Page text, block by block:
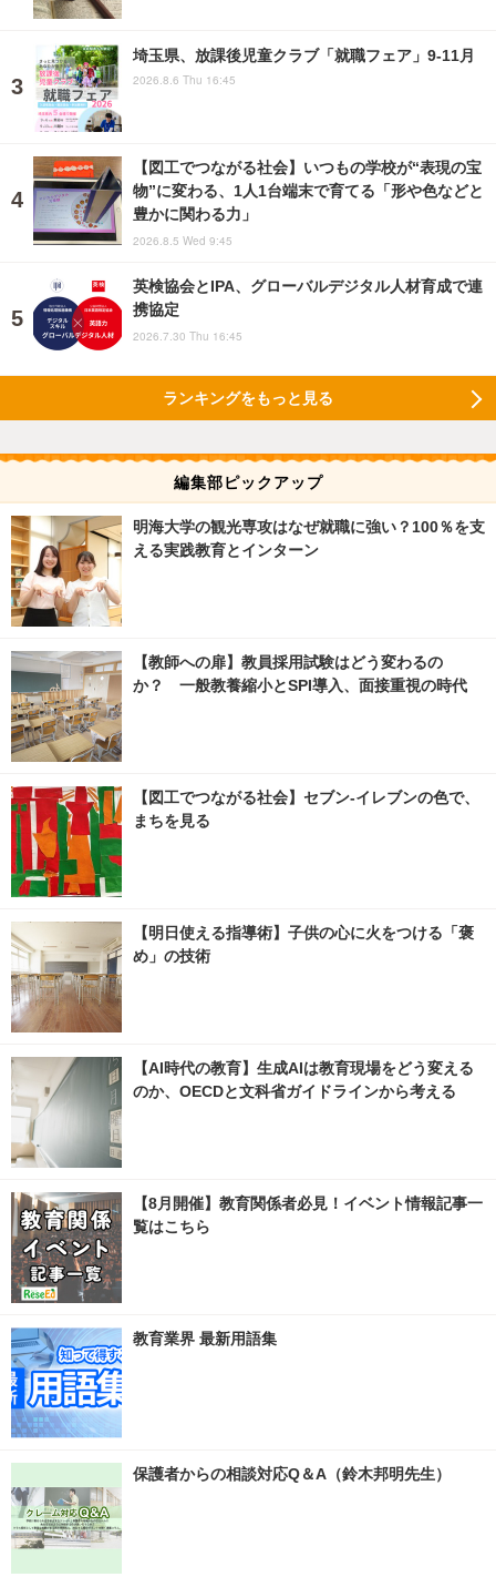
埼玉県、放課後児童クラブ「就職フェア」9-11月
2026.8.6 Thu 16:45
【図工でつながる社会】いつもの学校が“表現の宝
物”に変わる、1人1台端末で育てる「形や色などと
豊かに関わる力」
2026.8.5 Wed 9:45
英検協会とIPA、グローバルデジタル人材育成で連
携協定
2026.7.30 Thu 16:45
ランキングをもっと見る
編集部ピックアップ
明海大学の観光専攻はなぜ就職に強い？100％を支
える実践教育とインターン
【教師への扉】教員採用試験はどう変わるの
か？ 一般教養縮小とSPI導入、面接重視の時代
【図工でつながる社会】セブン‐イレブンの色で、
まちを見る
【明日使える指導術】子供の心に火をつける「褒
め」の技術
【AI時代の教育】生成AIは教育現場をどう変える
のか、OECDと文科省ガイドラインから考える
【8月開催】教育関係者必見！イベント情報記事一
覧はこちら
教育業界 最新用語集
保護者からの相談対応Q＆A（鈴木邦明先生）